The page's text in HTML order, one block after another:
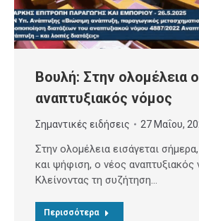
Βουλή: Στην ολομέλεια
αναπτυξιακός νόμος
Σημαντικές ειδήσεις 27 Μαΐου,
Στην ολομέλεια εισάγεται
και ψήφιση, ο νέος αναπτυξιακός
Κλείνοντας τη συζήτηση…
Περισσότερα